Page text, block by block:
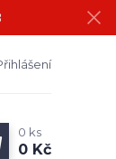
0 ks
0 Kč